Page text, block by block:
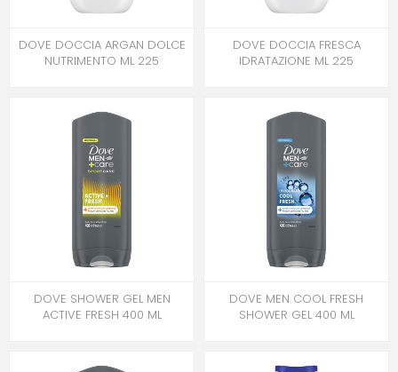
DOVE DOCCIA ARGAN DOLCE
NUTRIMENTO ML 225
DOVE DOCCIA FRESCA
IDRATAZIONE ML 225
DOVE SHOWER GEL MEN
ACTIVE FRESH 400 ML
DOVE MEN COOL FRESH
SHOWER GEL 400 ML